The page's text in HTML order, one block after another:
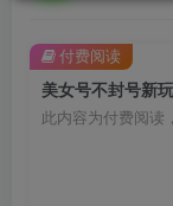
美女号不封号新
此内容为付费阅读
付费阅读